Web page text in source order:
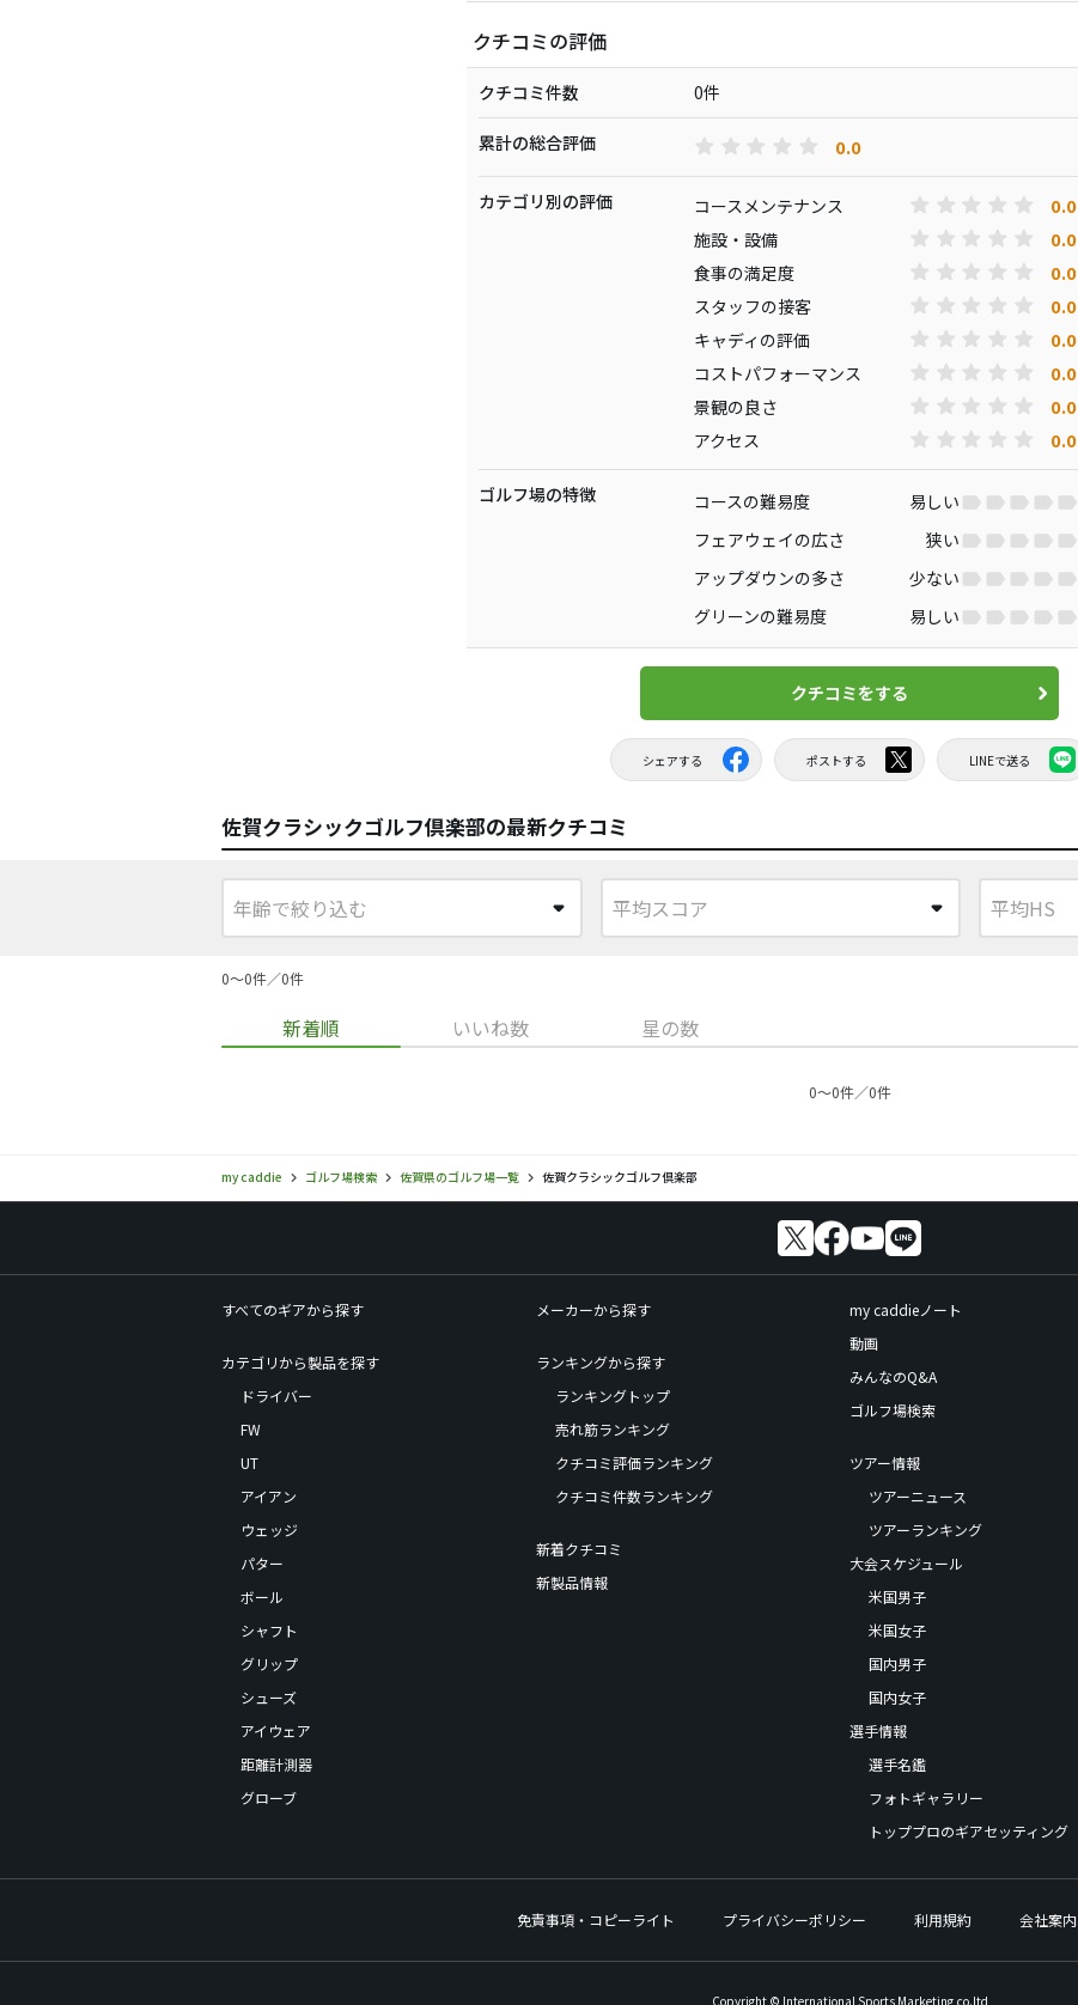
クチコミの評価
クチコミ件数 0件
累計の総合評価 0.0
カテゴリ別の評価 コースメンテナンス 0.0
施設・設備 0.0
食事の満足度 0.0
スタッフの接客 0.0
キャディの評価 0.0
コストパフォーマンス 0.0
景観の良さ 0.0
アクセス 0.0
ゴルフ場の特徴 コースの難易度 易しい
フェアウェイの広さ
狭い
アップダウンの多さ
少ない
グリーンの難易度
易しい
クチコミをする
シェアする ポストする LINEで送る
佐賀クラシックゴルフ倶楽部の最新クチコミ
0〜0件／0件
新着順 いいね数 星の数
0〜0件／0件
my caddie ゴルフ場検索 佐賀県のゴルフ場一覧 佐賀クラシックゴルフ倶楽部
すべてのギアから探す
カテゴリから製品を探す
ドライバー
FW
UT
アイアン
ウェッジ
パター
ボール
シャフト
グリップ
シューズ
アイウェア
距離計測器
グローブ
メーカーから探す
ランキングから探す
ランキングトップ
売れ筋ランキング
クチコミ評価ランキング
クチコミ件数ランキング
新着クチコミ
新製品情報
my caddieノート
動画
みんなのQ&A
ゴルフ場検索
ツアー情報
ツアーニュース
ツアーランキング
大会スケジュール
米国男子
米国女子
国内男子
国内女子
選手情報
選手名鑑
フォトギャラリー
トッププロのギアセッティング
免責事項・コピーライト プライバシーポリシー 利用規約 会社案内
Copyright © International Sports Marketing,co.ltd